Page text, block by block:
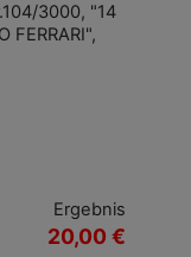
3000, "14
FERRARI",
Ergebnis
20,00 €